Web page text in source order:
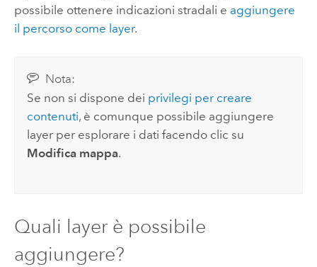
possibile ottenere indicazioni stradali e aggiungere
il percorso come layer.
Nota:
Se non si dispone dei privilegi per creare
contenuti, è comunque possibile aggiungere
layer per esplorare i dati facendo clic su
Modifica mappa.
Quali layer è possibile
aggiungere?